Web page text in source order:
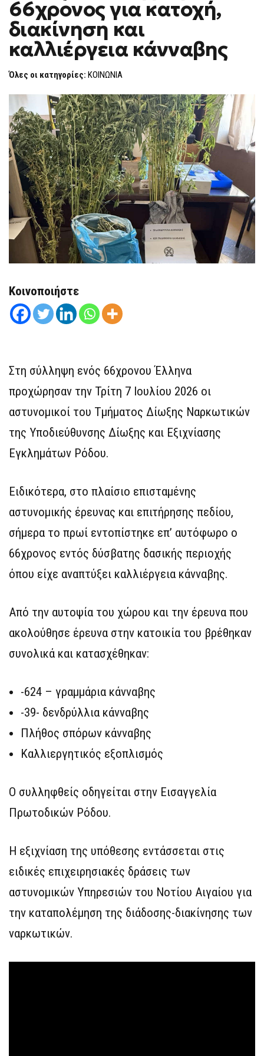
ΓΙΑ
ΚΑΤΟΧΉ,
ΔΙΑΚΊΝΗΣΗ
ΚΑΙ
ΚΑΛΛΙΈΡΓΕΙΑ
ΚΆΝΝΑΒΗΣ
66χρονος για κατοχή,
διακίνηση και
καλλιέργεια κάνναβης
Όλες οι κατηγορίες: ΚΟΙΝΩΝΙΑ
Κοινοποιήστε
Στη σύλληψη ενός 66χρονου Έλληνα
προχώρησαν την Τρίτη 7 Ιουλίου 2026 οι
αστυνομικοί του Τμήματος Δίωξης Ναρκωτικών
της Υποδιεύθυνσης Δίωξης και Εξιχνίασης
Εγκλημάτων Ρόδου.
Ειδικότερα, στο πλαίσιο επισταμένης
αστυνομικής έρευνας και επιτήρησης πεδίου,
σήμερα το πρωί εντοπίστηκε επ’ αυτόφωρο ο
66χρονος εντός δύσβατης δασικής περιοχής
όπου είχε αναπτύξει καλλιέργεια κάνναβης.
Από την αυτοψία του χώρου και την έρευνα που
ακολούθησε έρευνα στην κατοικία του βρέθηκαν
συνολικά και κατασχέθηκαν:
-624 – γραμμάρια κάνναβης
-39- δενδρύλλια κάνναβης
Πλήθος σπόρων κάνναβης
Καλλιεργητικός εξοπλισμός
Ο συλληφθείς οδηγείται στην Εισαγγελία
Πρωτοδικών Ρόδου.
Η εξιχνίαση της υπόθεσης εντάσσεται στις
ειδικές επιχειρησιακές δράσεις των
αστυνομικών Υπηρεσιών του Νοτίου Αιγαίου για
την καταπολέμηση της διάδοσης-διακίνησης των
ναρκωτικών.